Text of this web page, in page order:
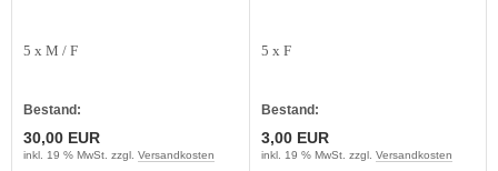
5 x M / F
Bestand:
30,00 EUR
inkl. 19 % MwSt. zzgl. Versandkosten
5 x F
Bestand:
3,00 EUR
inkl. 19 % MwSt. zzgl. Versandkosten